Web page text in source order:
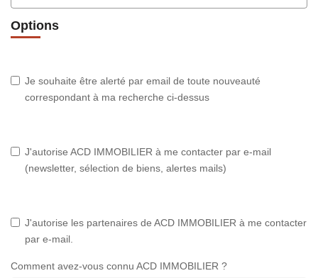
Options
Je souhaite être alerté par email de toute nouveauté
correspondant à ma recherche ci-dessus
J'autorise ACD IMMOBILIER à me contacter par e-mail
(newsletter, sélection de biens, alertes mails)
J'autorise les partenaires de ACD IMMOBILIER à me contacter
par e-mail.
Comment avez-vous connu ACD IMMOBILIER ?